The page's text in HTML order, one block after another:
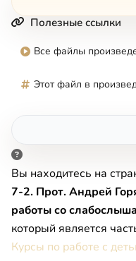
Полезные ссылки
Все файлы
Этот файл в
Вы находитесь на
7-2. Прот. Андрей
работы со
который является
Курсы по работе с